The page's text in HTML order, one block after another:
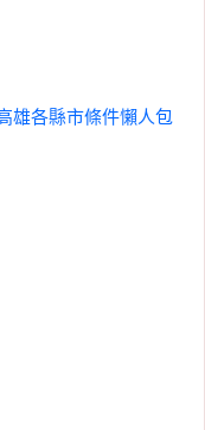
雄各縣市條件懶人包